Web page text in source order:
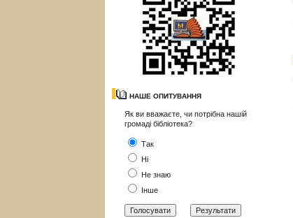
НАШЕ ОПИТУВАННЯ
Як ви вважаєте, чи потрібна нашій
громаді бібліотека?
Так
Ні
Не знаю
Інше